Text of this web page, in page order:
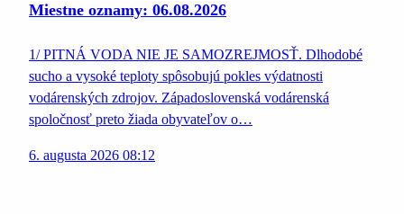
Miestne oznamy: 06.08.2026
1/ PITNÁ VODA NIE JE SAMOZREJMOSŤ. Dlhodobé
sucho a vysoké teploty spôsobujú pokles výdatnosti
vodárenských zdrojov. Západoslovenská vodárenská
spoločnosť preto žiada obyvateľov o…
6. augusta 2026 08:12